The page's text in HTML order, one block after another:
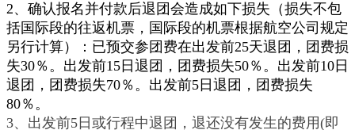
2、确认报名并付款后退团会造成如下损失（损失不包
括国际段的往返机票，国际段的机票根据航空公司规定
另行计算）：已预交参团费在出发前25天退团，团费损
失30％。出发前15日退团，团费损失50％。出发前10日
退团，团费损失70％。出发前5日退团，团费损失
80％。
3、出发前5日或行程中退团，退还没有发生的费用(即